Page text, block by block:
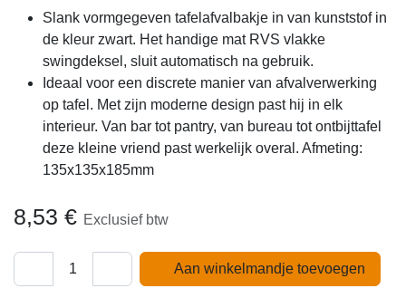
Slank vormgegeven tafelafvalbakje in van kunststof in
de kleur zwart. Het handige mat RVS vlakke
swingdeksel, sluit automatisch na gebruik.
Ideaal voor een discrete manier van afvalverwerking
op tafel. Met zijn moderne design past hij in elk
interieur. Van bar tot pantry, van bureau tot ontbijttafel
deze kleine vriend past werkelijk overal. Afmeting:
135x135x185mm
8,53 € Exclusief btw
Aan winkelmandje toevoegen